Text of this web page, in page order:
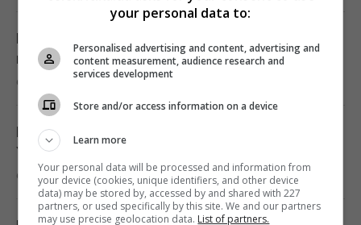
13:02 четверг, 06 августа 2026
Starlink Маска завоевывает авиацию: в
каких авиакомпаниях уже есть
спутниковый Wi-Fi на борту
12:57 четверг, 06 августа 2026
Не всегда об вежливости: вот что
скрывают люди, которые благодарят за
Морковь больше не будет горькой: что
нужно сделать еще до сбора урожая
6 августа 2026, 13:09
Похолодание и сильные дожди накрывают
Украину: когда жара отступит повсюду
6 августа 2026, 12:58
your personal data to:
Personalised advertising and content, advertising and
content measurement, audience research and
services development
Store and/or access information on a device
Learn more
Your personal data will be processed and information from
your device (cookies, unique identifiers, and other device
data) may be stored by, accessed by and shared with 227
partners, or used specifically by this site. We and our partners
may use precise geolocation data. List of partners.